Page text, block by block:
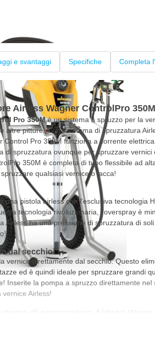
e svantaggi Specifiche Completa
Airless Wagner ControlPro 350M
Pro 350Mè un sistema a spruzzo per la
altre pitture. Con il sistema di spruzzatura
Control Pro 350M funziona a corrente
di spruzzatura ovunque per spruzzare vernici
350M è completa di tubo flessibile ad
qualsiasi vernice o lacca!
una pistola airless con l'esclusiva tecnologia
tecnologia rivoluzionaria, l'overspray è
Airless ha una pressione di spruzzatura di
dal secchio!
vernice direttamente dal secchio. Questo
ed è quindi ideale per spruzzare grandi
Inserite la pompa a spruzzo direttamente nel
Airless!
o lacca. La pompa di spruzzatura Wagner